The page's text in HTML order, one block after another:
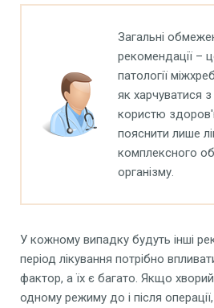
Загальні
рекомендації –
патології
як харчуватися
користю
пояснити лише
комплексного
організму.
У кожному випадку будуть інші
період лікування потрібно
фактор, а їх є багато. Якщо
одному режиму до і після